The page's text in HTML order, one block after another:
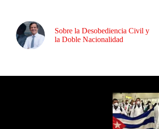
Sobre la Desobediencia Civil y
la Doble Nacionalidad